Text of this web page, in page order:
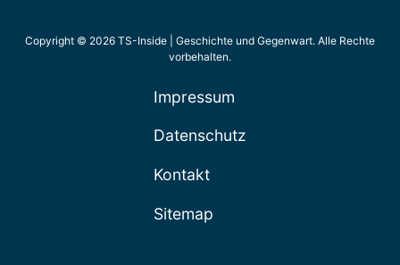
Copyright © 2026 TS-Inside | Geschichte und Gegenwart. Alle Rechte
vorbehalten.
Impressum
Datenschutz
Kontakt
Sitemap